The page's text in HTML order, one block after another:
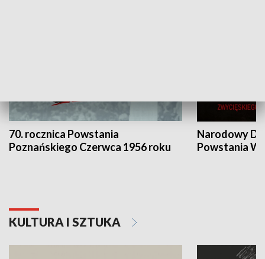
70. rocznica Powstania
Poznańskiego Czerwca 1956 roku
Narodowy
Powstania
KULTURA I SZTUKA